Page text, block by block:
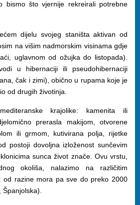
bismo što vjernije rekreirali potrebne
dijelu svojeg staništa aktivan od
na višim nadmorskim visinama gdje
uglavnom od ožujka do listopada).
u hibernaciji ili pseudohibernaciji
čak i zimi), obično u rupama koje je
od drugih životinja.
krajolike: kamenita ili
prerasla makijom, otvorene
ili grmom, kutivirana polja, rijetke
postoji dovoljna izloženost sunčevim
sunca život znače. Ovu vrstu,
okoliša, nalazimo na različitim
od razine mora pa sve do preko 2000